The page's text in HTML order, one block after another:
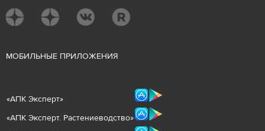
МОБИЛЬНЫЕ ПРИЛОЖЕНИЯ
«АПК Эксперт»
«АПК Эксперт. Растениеводство»